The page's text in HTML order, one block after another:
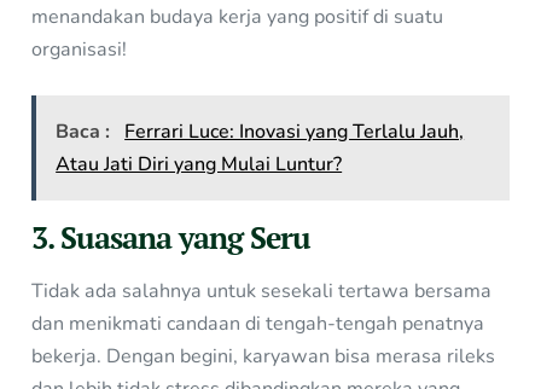
menandakan budaya kerja yang positif di suatu
organisasi!
Baca :
Ferrari Luce: Inovasi yang Terlalu Jauh,
Atau Jati Diri yang Mulai Luntur?
3. Suasana yang Seru
Tidak ada salahnya untuk sesekali tertawa bersama
dan menikmati candaan di tengah-tengah penatnya
bekerja. Dengan begini, karyawan bisa merasa rileks